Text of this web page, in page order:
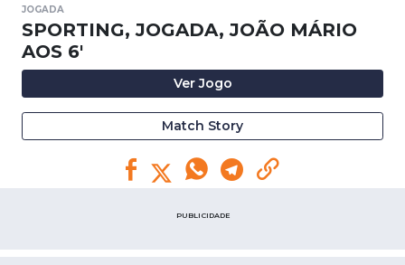
JOGADA
SPORTING, JOGADA, JOÃO MÁRIO
AOS 6'
Ver Jogo
Match Story
PUBLICIDADE